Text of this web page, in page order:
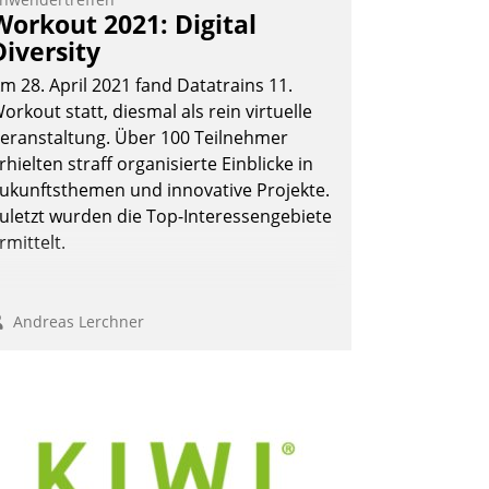
monatlichen Mitteilungen zum
und Wasserverbrauch gehen
vollständig und auf
über mehrere zuvor festgelegte
bei den
ein.
Nadja Hußmann
2021: Digital
28. April 2021 fand Datatrains 11.
statt, diesmal als rein virtuelle
Über 100 Teilnehmer
straff organisierte Einblicke in
und innovative Projekte.
wurden die Top-Interessengebiete
Andreas Lerchner